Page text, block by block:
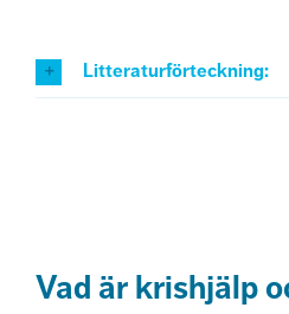
Litteraturförteckning:
Vad är krishjälp